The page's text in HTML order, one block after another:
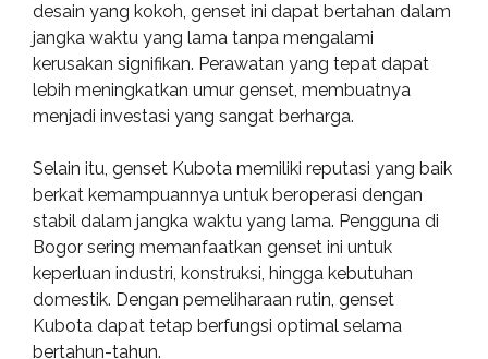
desain yang kokoh, genset ini dapat bertahan dalam
jangka waktu yang lama tanpa mengalami
kerusakan signifikan. Perawatan yang tepat dapat
lebih meningkatkan umur genset, membuatnya
menjadi investasi yang sangat berharga.
Selain itu, genset Kubota memiliki reputasi yang baik
berkat kemampuannya untuk beroperasi dengan
stabil dalam jangka waktu yang lama. Pengguna di
Bogor sering memanfaatkan genset ini untuk
keperluan industri, konstruksi, hingga kebutuhan
domestik. Dengan pemeliharaan rutin, genset
Kubota dapat tetap berfungsi optimal selama
bertahun-tahun.